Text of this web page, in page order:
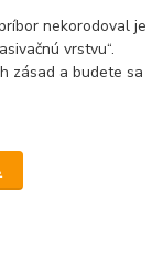
nekorodoval je
vrstvu“.
zásad a budete sa